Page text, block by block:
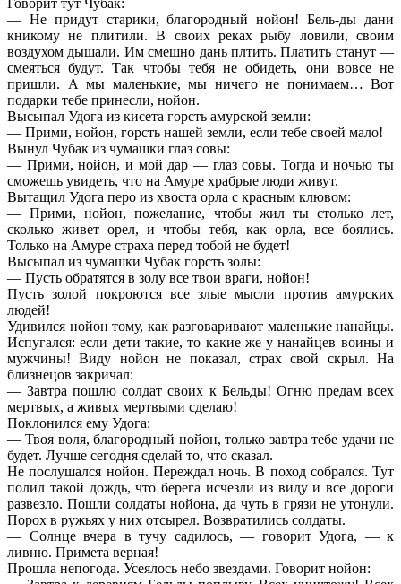
— Не придут старики, благородный нойон! Бель-ды дани
кникому не плитили. В своих реках рыбу ловили, своим
воздухом дышали. Им смешно дань плтить. Платить станут —
смеяться будут. Так чтобы тебя не обидеть, они вовсе не
пришли. А мы маленькие, мы ничего не понимаем… Вот
подарки тебе принесли, нойон.
Высыпал Удога из кисета горсть амурской земли:
— Прими, нойон, горсть нашей земли, если тебе своей мало!
Вынул Чубак из чумашки глаз совы:
— Прими, нойон, и мой дар — глаз совы. Тогда и ночью ты
сможешь увидеть, что на Амуре храбрые люди живут.
Вытащил Удога перо из хвоста орла с красным клювом:
— Прими, нойон, пожелание, чтобы жил ты столько лет,
сколько живет орел, и чтобы тебя, как орла, все боялись.
Только на Амуре страха перед тобой не будет!
Высыпал из чумашки Чубак горсть золы:
— Пусть обратятся в золу все твои враги, нойон!
Пусть золой покроются все злые мысли против амурских
людей!
Удивился нойон тому, как разговаривают маленькие нанайцы.
Испугался: если дети такие, то какие же у нанайцев воины и
мужчины! Виду нойон не показал, страх свой скрыл. На
близнецов закричал:
— Завтра пошлю солдат своих к Бельды! Огню предам всех
мертвых, а живых мертвыми сделаю!
Поклонился ему Удога:
— Твоя воля, благородный нойон, только завтра тебе удачи не
будет. Лучше сегодня сделай то, что сказал.
Не послушался нойон. Переждал ночь. В поход собрался. Тут
полил такой дождь, что берега исчезли из виду и все дороги
развезло. Пошли солдаты нойона, да чуть в грязи не утонули.
Порох в ружьях у них отсырел. Возвратились солдаты.
— Солнце вчера в тучу садилось, — говорит Удога, — к
ливню. Примета верная!
Прошла непогода. Усеялось небо звездами. Говорит нойон: